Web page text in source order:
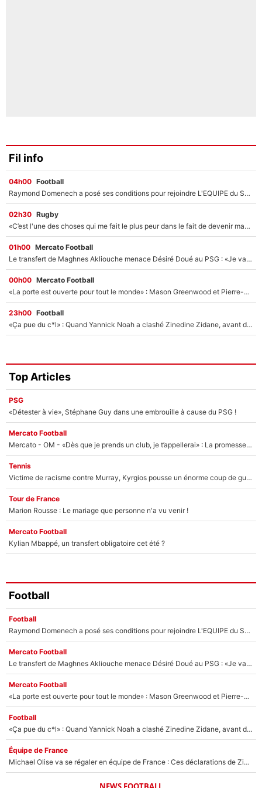
Fil info
04h00 Football
Raymond Domenech a posé ses conditions pour rejoindre L'EQUIPE du Soir : Il refuse de faire l'émission avec un autre chroniqueur !
02h30 Rugby
«C’est l'une des choses qui me fait le plus peur dans le fait de devenir maman» : En couple avec Antoine Dupont, Iris Mittenaere s'inquiète déjà pour ses futurs enfants !
01h00 Mercato Football
Le transfert de Maghnes Akliouche menace Désiré Doué au PSG : «Je valide à 200%»
00h00 Mercato Football
«La porte est ouverte pour tout le monde» : Mason Greenwood et Pierre-Emerick Aubameyang ont quitté l'OM, Amine Gouiri balance sur la suite du mercato et sur la réaction du vestiaire !
23h00 Football
«Ça pue du c*l» : Quand Yannick Noah a clashé Zinedine Zidane, avant de se faire recadrer par le nouveau sélectionneur de l'équipe de France !
Top Articles
PSG
«Détester à vie», Stéphane Guy dans une embrouille à cause du PSG !
Mercato Football
Mercato - OM - «Dès que je prends un club, je t’appellerai» : La promesse de Marcelino au moment de claquer la porte
Tennis
Victime de racisme contre Murray, Kyrgios pousse un énorme coup de gueule !
Tour de France
Marion Rousse : Le mariage que personne n'a vu venir !
Mercato Football
Kylian Mbappé, un transfert obligatoire cet été ?
Football
Football
Raymond Domenech a posé ses conditions pour rejoindre L'EQUIPE du Soir : Il refuse de faire l'émission avec un autre chroniqueur !
Mercato Football
Le transfert de Maghnes Akliouche menace Désiré Doué au PSG : «Je valide à 200%»
Mercato Football
«La porte est ouverte pour tout le monde» : Mason Greenwood et Pierre-Emerick Aubameyang ont quitté l'OM, Amine Gouiri balance sur la suite du mercato et sur la réaction du vestiaire !
Football
«Ça pue du c*l» : Quand Yannick Noah a clashé Zinedine Zidane, avant de se faire recadrer par le nouveau sélectionneur de l'équipe de France !
Équipe de France
Michael Olise va se régaler en équipe de France : Ces déclarations de Zinedine Zidane qui prouvent qu'il va tout miser sur la star du Bayern Munich !